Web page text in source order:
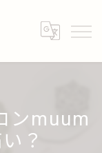
ンmuum
？